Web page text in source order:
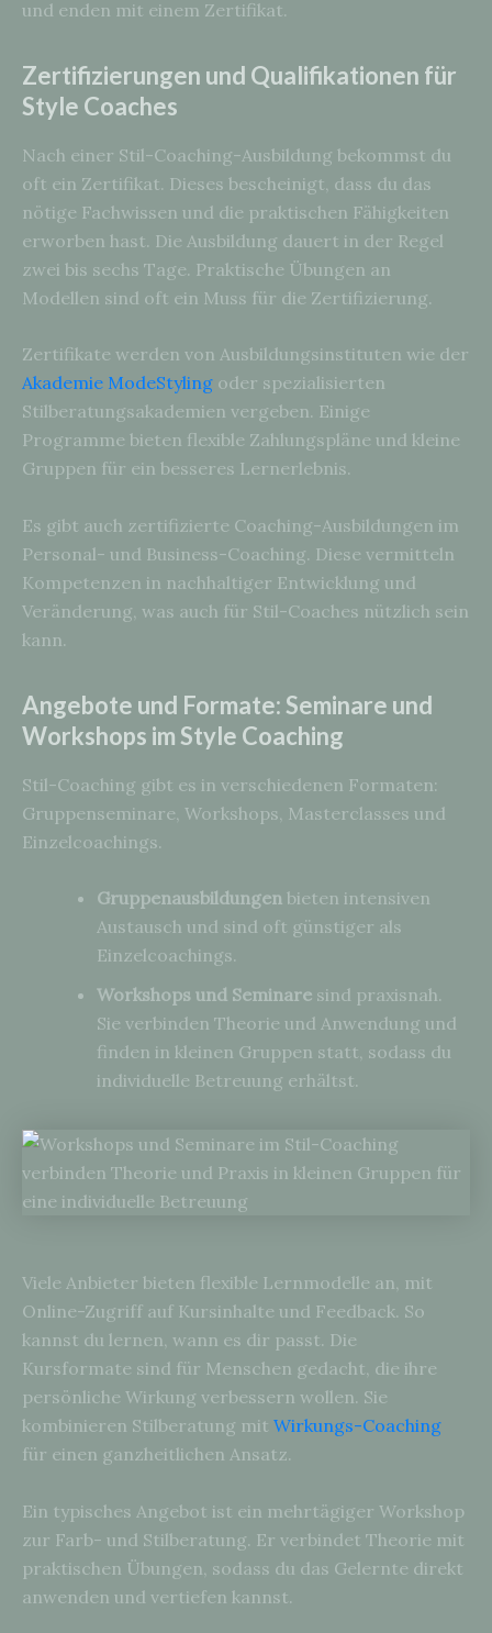
und enden mit einem Zertifikat.
Zertifizierungen und Qualifikationen für
Style Coaches
Nach einer Stil-Coaching-Ausbildung bekommst du
oft ein Zertifikat. Dieses bescheinigt, dass du das
nötige Fachwissen und die praktischen Fähigkeiten
erworben hast. Die Ausbildung dauert in der Regel
zwei bis sechs Tage. Praktische Übungen an
Modellen sind oft ein Muss für die Zertifizierung.
Zertifikate werden von Ausbildungsinstituten wie der
Akademie ModeStyling oder spezialisierten
Stilberatungsakademien vergeben. Einige
Programme bieten flexible Zahlungspläne und kleine
Gruppen für ein besseres Lernerlebnis.
Es gibt auch zertifizierte Coaching-Ausbildungen im
Personal- und Business-Coaching. Diese vermitteln
Kompetenzen in nachhaltiger Entwicklung und
Veränderung, was auch für Stil-Coaches nützlich sein
kann.
Angebote und Formate: Seminare und
Workshops im Style Coaching
Stil-Coaching gibt es in verschiedenen Formaten:
Gruppenseminare, Workshops, Masterclasses und
Einzelcoachings.
Gruppenausbildungen bieten intensiven
Austausch und sind oft günstiger als
Einzelcoachings.
Workshops und Seminare sind praxisnah.
Sie verbinden Theorie und Anwendung und
finden in kleinen Gruppen statt, sodass du
individuelle Betreuung erhältst.
Viele Anbieter bieten flexible Lernmodelle an, mit
Online-Zugriff auf Kursinhalte und Feedback. So
kannst du lernen, wann es dir passt. Die
Kursformate sind für Menschen gedacht, die ihre
persönliche Wirkung verbessern wollen. Sie
kombinieren Stilberatung mit Wirkungs-Coaching
für einen ganzheitlichen Ansatz.
Ein typisches Angebot ist ein mehrtägiger Workshop
zur Farb- und Stilberatung. Er verbindet Theorie mit
praktischen Übungen, sodass du das Gelernte direkt
anwenden und vertiefen kannst.